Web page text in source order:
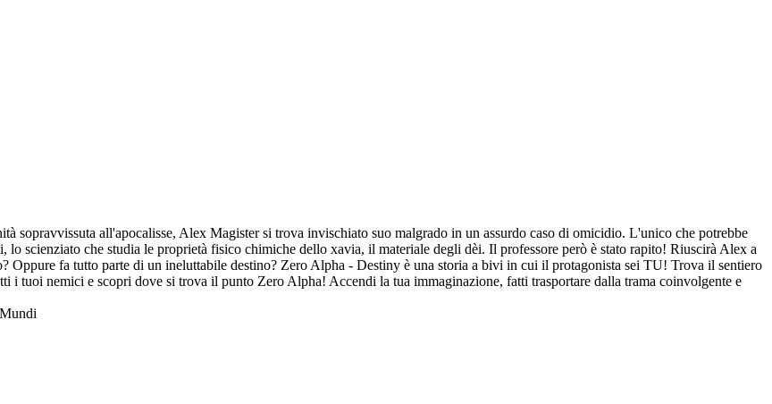
sopravvissuta all'apocalisse, Alex Magister si trova invischiato suo malgrado in un assurdo caso di omicidio. L'unico che potrebbe
scienziato che studia le proprietà fisico chimiche dello xavia, il materiale degli dèi. Il professore però è stato rapito! Riuscirà Alex a
Oppure fa tutto parte di un ineluttabile destino? Zero Alpha - Destiny è una storia a bivi in cui il protagonista sei TU! Trova il sentiero
i tuoi nemici e scopri dove si trova il punto Zero Alpha! Accendi la tua immaginazione, fatti trasportare dalla trama coinvolgente e